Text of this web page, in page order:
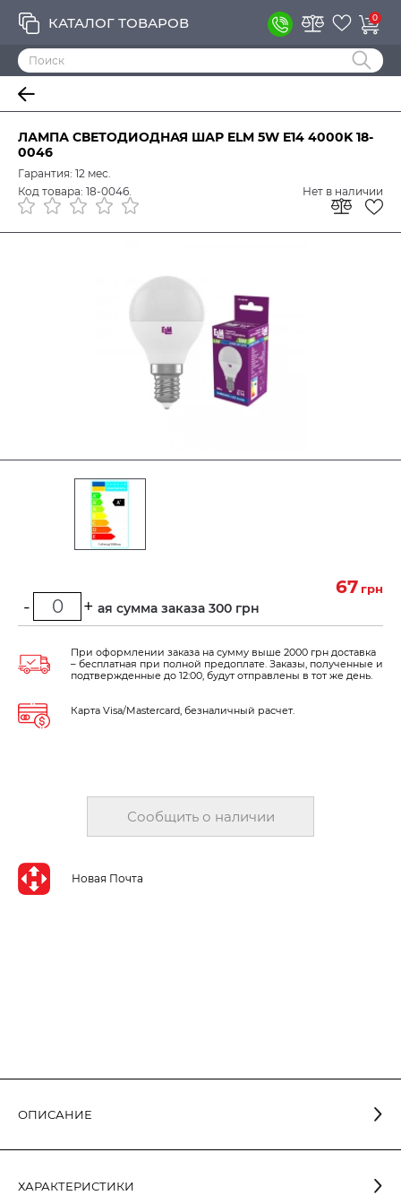
КАТАЛОГ ТОВАРОВ 0
ЛАМПА СВЕТОДИОДНАЯ ШАР ELM 5W E14 4000K 18-
0046
ОПИСАНИЕ
узким цоколем типа E14. Среди всех разновидностей
ХАРАКТЕРИСТИКИ
Гарантия: 12 мес.
Код товара: 18-0046.
Нет в наличии
67 грн
Минимальная сумма заказа 300 грн
- +
Сообщить о наличии
Новая Почта
При оформлении заказа на сумму выше 2000 грн доставка
– бесплатная при полной предоплате. Заказы, полученные и
подтвержденные до 12:00, будут отправлены в тот же день.
Карта Visa/Mastercard, безналичный расчет.